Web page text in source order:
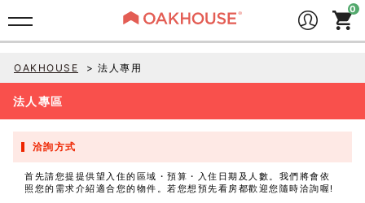
OAKHOUSE 法人專用
法人專區
洽詢方式
首先請您提提供望入住的區域・預算・入住日期及人數。我們將會依
照您的需求介紹適合您的物件。若您想預先看房都歡迎您隨時洽詢喔!